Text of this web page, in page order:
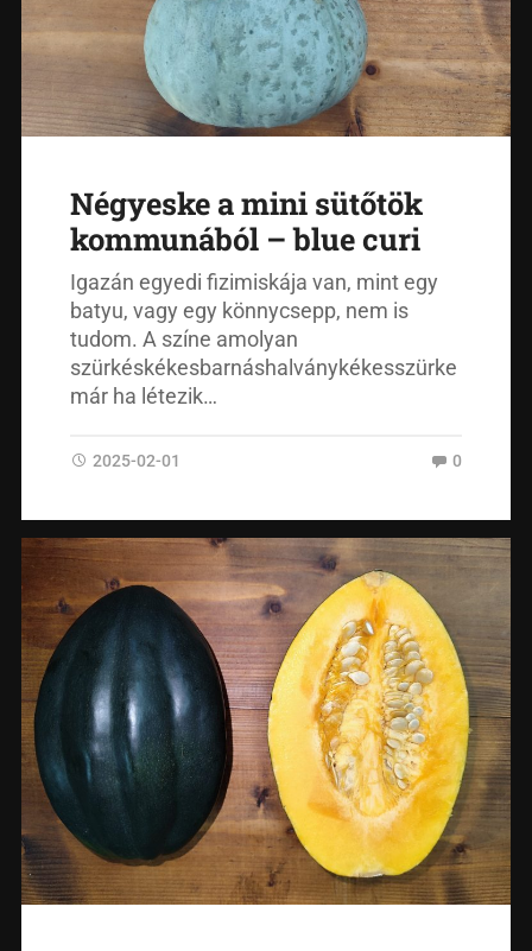
Négyeske a mini sütőtök
kommunából – blue curi
Igazán egyedi fizimiskája van, mint egy
batyu, vagy egy könnycsepp, nem is
tudom. A színe amolyan
szürkéskékesbarnáshalványkékesszürke
már ha létezik…
2025-02-01 0